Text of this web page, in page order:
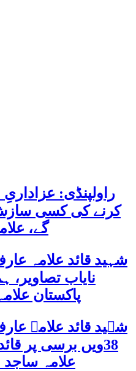
راولپنڈی:
کرنے کی کسی
گے،
شہید قائد علامہ
نایاب تصاویر،
پاکستان
شہید قائد علامہ
38ویں برسی پر
علامہ ساجد